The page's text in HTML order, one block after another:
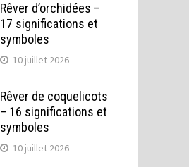
Rêver d’orchidées –
17 significations et
symboles
10 juillet 2026
Rêver de coquelicots
– 16 significations et
symboles
10 juillet 2026